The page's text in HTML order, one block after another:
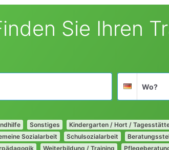
Sie Ihren
Deutschland
Sonstiges Kindergarten / Hort /
Sozialarbeit Schulsozialarbeit
Weiterbildung / Training